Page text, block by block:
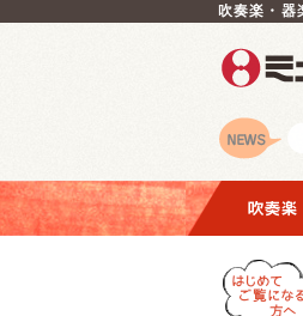
吹奏楽・器
ロゴ